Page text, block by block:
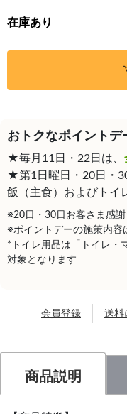
在庫あり
おトクなポイントデ
★毎月11日・22日は、
★第1日曜日・20日・
飯（主食）およびトイ
※20日・30日お客さま感謝
※ポイントデーの施策内容
*トイレ用品は「トイレ・
対象となります
会員登録 送料
商品説明